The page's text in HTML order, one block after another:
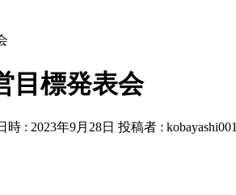
目標発表会
時 : 2023年9月28日 投稿者 : kobayashi001